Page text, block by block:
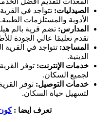
الصيدليات: تتواجد في
الأدوية والمستلزمات الطبية.
المدارس: تضم قرية بالم
تقدم تعليمًا عالي الجودة
المساجد: تتواجد في القرية
الدينية.
خدمات الإنترنت: توفر
لجميع السكان.
خدمات التوصيل: توفر
لتسهيل حياة السكان.
تعرف ايضا :